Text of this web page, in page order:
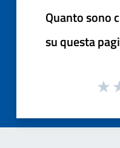
Quanto sono
su questa